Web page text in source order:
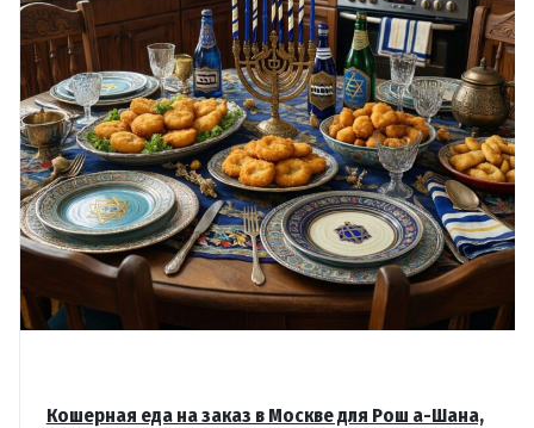
и
датчики
без
ремонта
Кошерная еда на заказ в Москве для Рош а-Шана,